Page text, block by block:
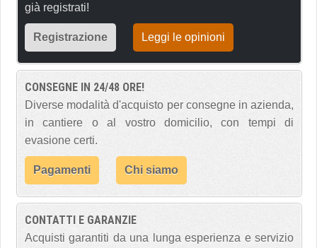
già registrati!
Registrazione Leggi le opinioni
CONSEGNE IN 24/48 ORE!
Diverse modalità d'acquisto per consegne in azienda,
in cantiere o al vostro domicilio, con tempi di
evasione certi.
Pagamenti Chi siamo
CONTATTI E GARANZIE
Acquisti garantiti da una lunga esperienza e servizio